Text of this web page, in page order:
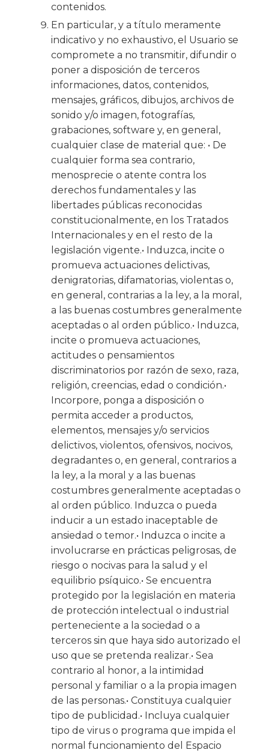
contenidos.
En particular, y a título meramente
indicativo y no exhaustivo, el Usuario se
compromete a no transmitir, difundir o
poner a disposición de terceros
informaciones, datos, contenidos,
mensajes, gráficos, dibujos, archivos de
sonido y/o imagen, fotografías,
grabaciones, software y, en general,
cualquier clase de material que: • De
cualquier forma sea contrario,
menosprecie o atente contra los
derechos fundamentales y las
libertades públicas reconocidas
constitucionalmente, en los Tratados
Internacionales y en el resto de la
legislación vigente.• Induzca, incite o
promueva actuaciones delictivas,
denigratorias, difamatorias, violentas o,
en general, contrarias a la ley, a la moral,
a las buenas costumbres generalmente
aceptadas o al orden público.• Induzca,
incite o promueva actuaciones,
actitudes o pensamientos
discriminatorios por razón de sexo, raza,
religión, creencias, edad o condición.•
Incorpore, ponga a disposición o
permita acceder a productos,
elementos, mensajes y/o servicios
delictivos, violentos, ofensivos, nocivos,
degradantes o, en general, contrarios a
la ley, a la moral y a las buenas
costumbres generalmente aceptadas o
al orden público. Induzca o pueda
inducir a un estado inaceptable de
ansiedad o temor.• Induzca o incite a
involucrarse en prácticas peligrosas, de
riesgo o nocivas para la salud y el
equilibrio psíquico.• Se encuentra
protegido por la legislación en materia
de protección intelectual o industrial
perteneciente a la sociedad o a
terceros sin que haya sido autorizado el
uso que se pretenda realizar.• Sea
contrario al honor, a la intimidad
personal y familiar o a la propia imagen
de las personas.• Constituya cualquier
tipo de publicidad.• Incluya cualquier
tipo de virus o programa que impida el
normal funcionamiento del Espacio